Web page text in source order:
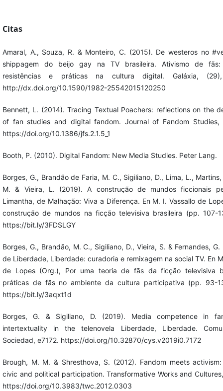
Citas
Amaral, A., Souza, R. & Monteiro, C. (2015). De westeros no
shippagem do beijo gay na TV brasileira. Ativismo de fãs:
resistências e práticas na cultura digital. Galáxia,
http://dx.doi.org/10.1590/1982-25542015120250
Bennett, L. (2014). Tracing Textual Poachers: reflections on the
of fan studies and digital fandom. Journal of Fandom Studies,
https://doi.org/10.1386/jfs.2.1.5_1
Booth, P. (2010). Digital Fandom: New Media Studies. Peter Lang.
Borges, G., Brandão de Faria, M. C., Sigiliano, D., Lima, L.,
M. & Vieira, L. (2019). A construção de mundos ficcionais
Limantha, de Malhação: Viva a Diferença. En M. I. Vassallo de
construção de mundos na ficção televisiva brasileira (pp. 107-
https://bit.ly/3FDSLGY
Borges, G., Brandão, M. C., Sigiliano, D., Vieira, S. & Fernandes, G.
de Liberdade, Liberdade: curadoria e remixagem na social TV. En
de Lopes (Org.), Por uma teoria de fãs da ficção televisiva
práticas de fãs no ambiente da cultura participativa (pp. 93-
https://bit.ly/3aqxt1d
Borges, G. & Sigiliano, D. (2019). Media competence in
intertextuality in the telenovela Liberdade, Liberdade.
Sociedad, e7172. https://doi.org/10.32870/cys.v2019i0.7172
Brough, M. M. & Shresthova, S. (2012). Fandom meets
civic and political participation. Transformative Works and
https://doi.org/10.3983/twc.2012.0303